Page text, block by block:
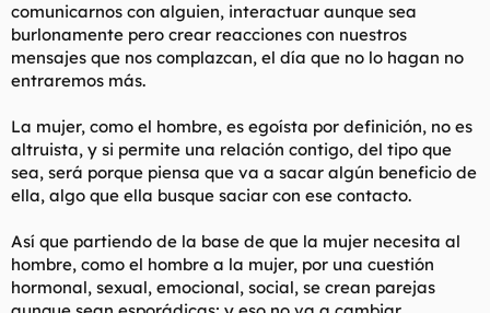
"El Orgullo" y "la autoestima" solían ser una consecuencia de
hacer cosas que merezcan sentirse orgulloso o ser estimadas.
Ahora se reconocen oficialmente como un derecho o estado
pre-existente e inalienable.
El autoestima tiene que venir de los logros. Y los logros vienen
de la disciplina y el trabajo duro. Tener mimadas a las mujeres
(o a los niños, por cierto) lo único que crea es dependencia y
desesperanza a la larga.
------------------------------------
citas, pasas de ella y vas a por la siguiente.
Las mujeres deciden en los primeros minutos si quieren o no
follarte y bajo que terminos.... amante (ahora mismo) o
proveedor (pringado). Si pasan varias citas (en las que apenas
comunicarnos con alguien, interactuar aunque sea
burlonamente pero crear reacciones con nuestros
mensajes que nos complazcan, el día que no lo hagan no
entraremos más.
La mujer, como el hombre, es egoísta por definición, no es
altruista, y si permite una relación contigo, del tipo que
sea, será porque piensa que va a sacar algún beneficio de
ella, algo que ella busque saciar con ese contacto.
Así que partiendo de la base de que la mujer necesita al
hombre, como el hombre a la mujer, por una cuestión
hormonal, sexual, emocional, social, se crean parejas